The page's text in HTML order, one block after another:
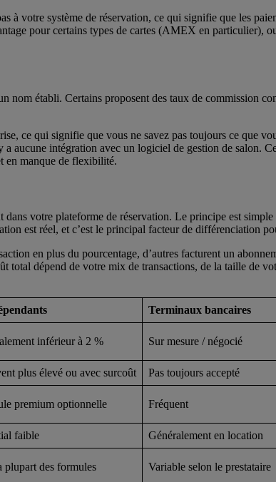
à votre système de réservation, ce qui signifie que les
pour certains types de cartes (AMEX en particulier),
nom établi. Certains proposent des taux de commission
ce qui signifie que vous ne savez pas toujours ce que
aucune intégration avec un logiciel de gestion de salon.
en manque de flexibilité.
votre plateforme de réservation. Le principe est
est réel, et c’est le principal facteur de différenciation
en plus du pourcentage, d’autres facturent un
total dépend de votre mix de transactions, de la taille de
Terminaux bancaires
inférieur à 2 % Sur mesure / négocié
plus élevé ou avec surcoût Pas toujours accepté
premium optionnelle Fréquent
faible Généralement en location
plupart des formules Variable selon le prestataire